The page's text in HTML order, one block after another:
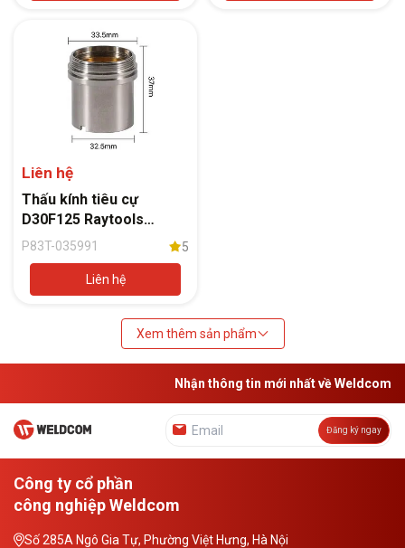
Liên hệ
Thấu kính tiêu cự
D30F125 Raytools
BM111
P83T-035991 5
Liên hệ
Xem thêm sản phẩm
Nhận thông tin mới nhất về Weldcom
Đăng ký ngay
Công ty cổ phần
công nghiệp Weldcom
Số 285A Ngô Gia Tự, Phường Việt Hưng, Hà Nội